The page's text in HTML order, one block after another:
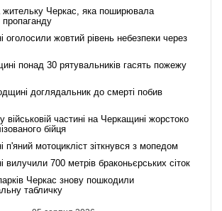
Черкас, яка поширювала
пропаганду
оголосили жовтий рівень небезпеки через
понад 30 рятувальників гасять пожежу
доглядальник до смерті побив
частині на Черкащині жорстоко
бійця
п'яний мотоцикліст зіткнувся з мопедом
вилучили 700 метрів браконьєрських сіток
Черкас знову пошкодили
табличку